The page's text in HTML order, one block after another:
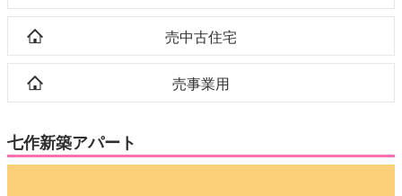
売中古住宅
売事業用
七作新築アパート